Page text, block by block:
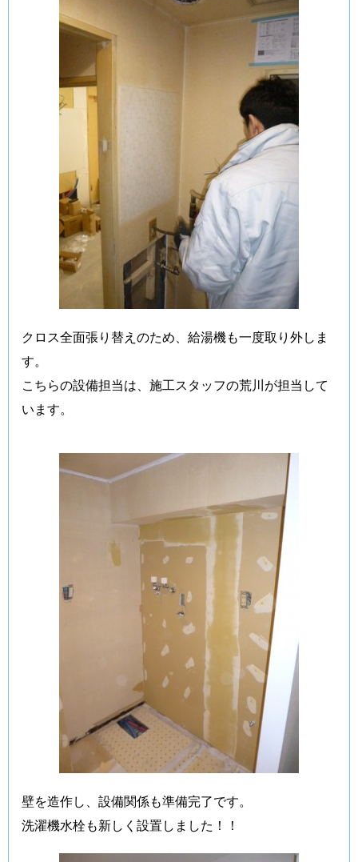
クロス全面張り替えのため、給湯機も一度取り外しま
す。
こちらの設備担当は、施工スタッフの荒川が担当して
います。
壁を造作し、設備関係も準備完了です。
洗濯機水栓も新しく設置しました！！